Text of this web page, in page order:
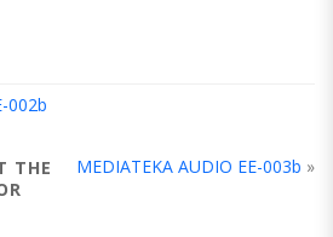
002b
MEDIATEKA AUDIO EE-003b »
THE